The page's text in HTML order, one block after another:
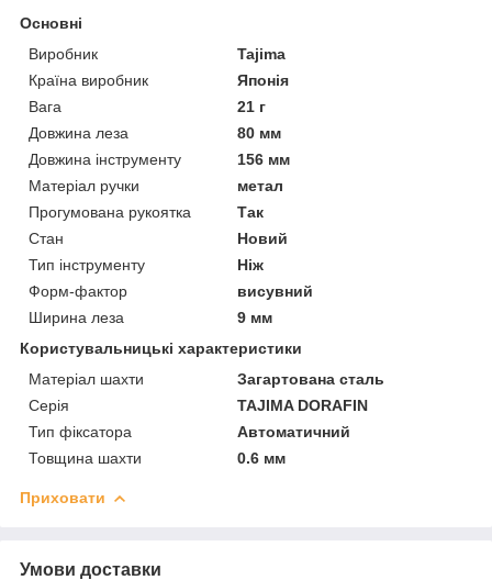
Основні
Виробник
Tajima
Країна виробник
Японія
Вага
21 г
Довжина леза
80 мм
Довжина інструменту
156 мм
Матеріал ручки
метал
Прогумована рукоятка
Так
Стан
Новий
Тип інструменту
Ніж
Форм-фактор
висувний
Ширина леза
9 мм
Користувальницькі характеристики
Матеріал шахти
Загартована сталь
Серія
TAJIMA DORAFIN
Тип фіксатора
Автоматичний
Товщина шахти
0.6 мм
Приховати
Умови доставки